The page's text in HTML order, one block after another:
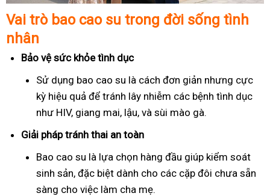
Vai trò bao cao su trong đời sống tình
nhân
Bảo vệ sức khỏe tình dục
Sử dụng bao cao su là cách đơn giản nhưng cực
kỳ hiệu quả để tránh lây nhiễm các bệnh tình dục
như HIV, giang mai, lậu, và sùi mào gà.
Giải pháp tránh thai an toàn
Bao cao su là lựa chọn hàng đầu giúp kiểm soát
sinh sản, đặc biệt dành cho các cặp đôi chưa sẵn
sàng cho việc làm cha mẹ.